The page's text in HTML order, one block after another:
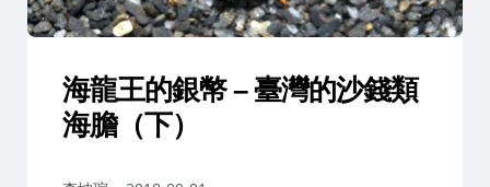
海龍王的銀幣 – 臺灣的沙錢類
海膽（下）